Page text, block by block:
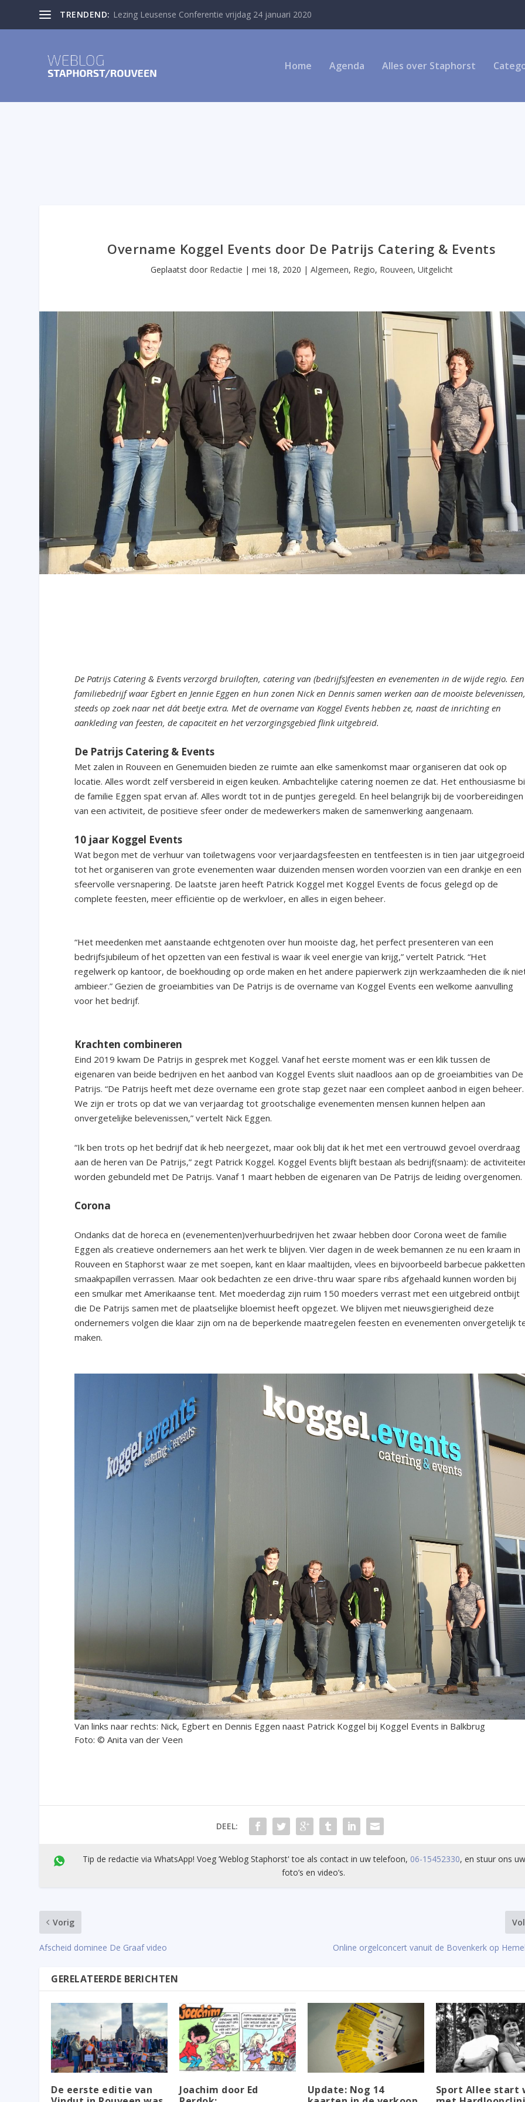
TRENDEND: Lezing Leusense Conferentie vrijdag 24 januari 2020
Home Agenda Alles over Staphorst
Overname Koggel Events door De Patrijs Catering & Events
Geplaatst door Redactie | mei 18, 2020 | Algemeen, Regio, Rouveen, Uitgelicht
De Patrijs Catering & Events verzorgd bruiloften, catering van (bedrijfs)feesten en evenementen in de wijde regio. Een
familiebedrijf waar Egbert en Jennie Eggen en hun zonen Nick en Dennis samen werken aan de mooiste
steeds op zoek naar net dát beetje extra. Met de overname van Koggel Events hebben ze, naast de inrichting en
aankleding van feesten, de capaciteit en het verzorgingsgebied flink uitgebreid.
De Patrijs Catering & Events
Met zalen in Rouveen en Genemuiden bieden ze ruimte aan elke samenkomst maar organiseren dat ook op
locatie. Alles wordt zelf versbereid in eigen keuken. Ambachtelijke catering noemen ze dat. Het enthousiasme
de familie Eggen spat ervan af. Alles wordt tot in de puntjes geregeld. En heel belangrijk bij de voorbereidingen
van een activiteit, de positieve sfeer onder de medewerkers maken de samenwerking aangenaam.
10 jaar Koggel Events
Wat begon met de verhuur van toiletwagens voor verjaardagsfeesten en tentfeesten is in tien jaar uitgegroeid
tot het organiseren van grote evenementen waar duizenden mensen worden voorzien van een drankje en een
sfeervolle versnapering. De laatste jaren heeft Patrick Koggel met Koggel Events de focus gelegd op de
complete feesten, meer efficiëntie op de werkvloer, en alles in eigen beheer.
“Het meedenken met aanstaande echtgenoten over hun mooiste dag, het perfect presenteren van een
bedrijfsjubileum of het opzetten van een festival is waar ik veel energie van krijg,” vertelt Patrick. “Het
regelwerk op kantoor, de boekhouding op orde maken en het andere papierwerk zijn werkzaamheden die ik
ambieer.” Gezien de groeiambities van De Patrijs is de overname van Koggel Events een welkome aanvulling
voor het bedrijf.
Krachten combineren
Eind 2019 kwam De Patrijs in gesprek met Koggel. Vanaf het eerste moment was er een klik tussen de
eigenaren van beide bedrijven en het aanbod van Koggel Events sluit naadloos aan op de groeiambities van De
Patrijs. “De Patrijs heeft met deze overname een grote stap gezet naar een compleet aanbod in eigen beheer.
We zijn er trots op dat we van verjaardag tot grootschalige evenementen mensen kunnen helpen aan
onvergetelijke belevenissen,” vertelt Nick Eggen.
“Ik ben trots op het bedrijf dat ik heb neergezet, maar ook blij dat ik het met een vertrouwd gevoel overdraag
aan de heren van De Patrijs,” zegt Patrick Koggel. Koggel Events blijft bestaan als bedrijf(snaam): de
worden gebundeld met De Patrijs. Vanaf 1 maart hebben de eigenaren van De Patrijs de leiding overgenomen.
Corona
Ondanks dat de horeca en (evenementen)verhuurbedrijven het zwaar hebben door Corona weet de familie
Eggen als creatieve ondernemers aan het werk te blijven. Vier dagen in de week bemannen ze nu een kraam in
Rouveen en Staphorst waar ze met soepen, kant en klaar maaltijden, vlees en bijvoorbeeld barbecue pakketten
smaakpapillen verrassen. Maar ook bedachten ze een drive-thru waar spare ribs afgehaald kunnen worden bij
een smulkar met Amerikaanse tent. Met moederdag zijn ruim 150 moeders verrast met een uitgebreid ontbijt
die De Patrijs samen met de plaatselijke bloemist heeft opgezet. We blijven met nieuwsgierigheid deze
ondernemers volgen die klaar zijn om na de beperkende maatregelen feesten en evenementen onvergetelijk
maken.
Van links naar rechts: Nick, Egbert en Dennis Eggen naast Patrick Koggel bij Koggel Events in Balkbrug
Foto: © Anita van der Veen
DEEL:
Tip de redactie via WhatsApp! Voeg ’Weblog Staphorst' toe als contact in uw telefoon, 06-15452330, en stuur ons
foto’s en video’s.
Vorig
Afscheid dominee De Graaf video Online orgelconcert vanuit de Bovenkerk op
GERELATEERDE BERICHTEN
De eerste editie van
Joachim door Ed
Update: Nog 14
Sport Allee start